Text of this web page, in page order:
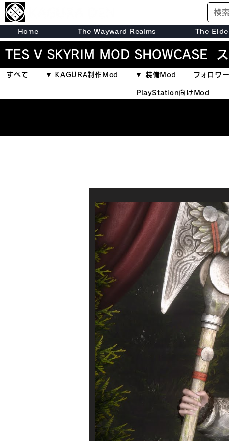
Home The Wayward Realms The
TES V SKYRIM MOD SHOWCASE
すべて ▼ KAGURA制作Mod ▼ 装備Mod フォロワ
PlayStation向けMod